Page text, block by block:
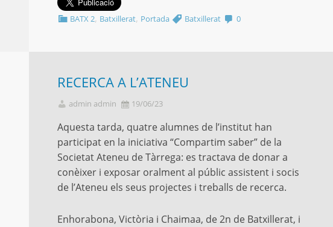
BATX 2, Batxillerat, Portada Batxillerat 0
RECERCA A L’ATENEU
admin admin 19/06/23
Aquesta tarda, quatre alumnes de l’institut han
participat en la iniciativa “Compartim saber” de la
Societat Ateneu de Tàrrega: es tractava de donar a
conèixer i exposar oralment al públic assistent i socis
de l’Ateneu els seus projectes i treballs de recerca.
Enhorabona, Victòria i Chaimaa, de 2n de Batxillerat, i